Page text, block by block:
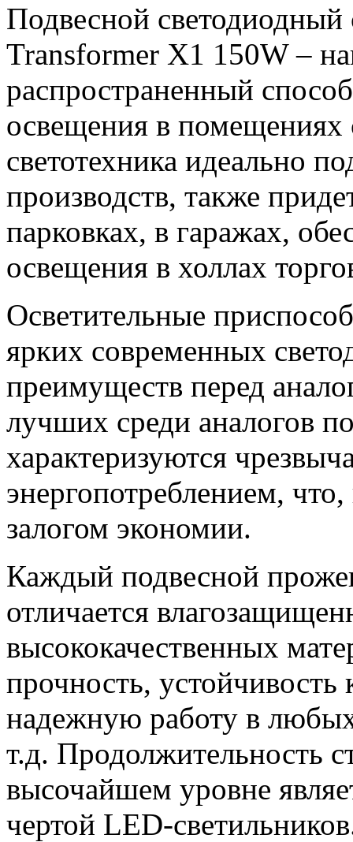
Подвесной
Transformer X1 150W –
распространенный
освещения в помещениях
светотехника идеально
производств, также
парковках, в гаражах,
освещения в холлах
Осветительные
ярких современных
преимуществ перед
лучших среди аналогов
характеризуются
энергопотреблением,
залогом экономии.
Каждый подвесной
отличается
высококачественных
прочность,
надежную работу в
т.д. Продолжительность
высочайшем уровне
чертой LED-